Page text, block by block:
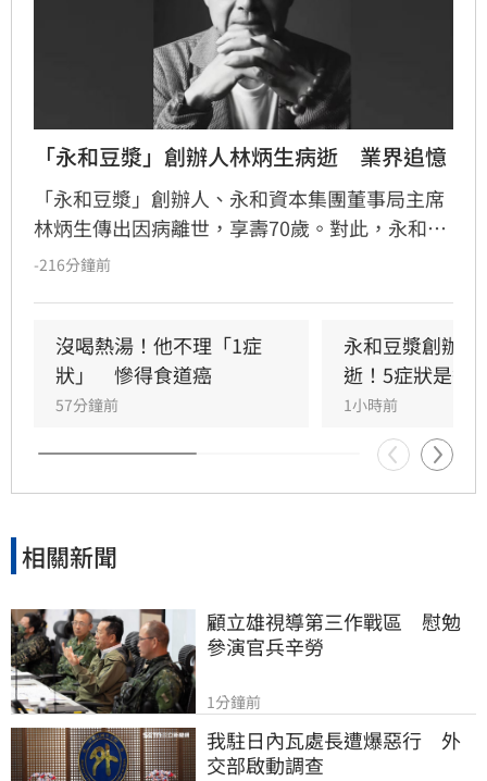
「永和豆漿」創辦人林炳生病逝　業界追憶
「永和豆漿」創辦人、永和資本集團董事局主席
林炳生傳出因病離世，享壽70歲。對此，永和資
本集團今（8）日發布訃告證實，林炳生昨（7）
-216分鐘前
沒喝熱湯！他不理「1症
狀」　慘得食道癌
57分鐘前
永和豆漿創辦
逝！5症狀是警
1小時前
相關新聞
顧立雄視導第三作戰區　慰勉
參演官兵辛勞
1分鐘前
我駐日內瓦處長遭爆惡行　外
交部啟動調查